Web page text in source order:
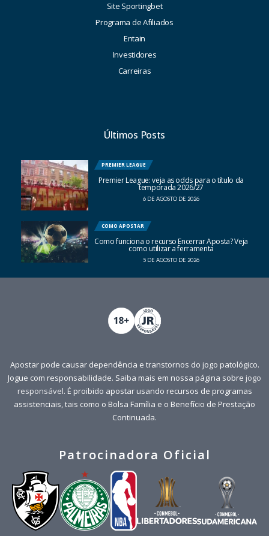
Site Sportingbet
Programa de Afiliados
Entain
Investidores
Carreiras
Últimos Posts
PREMIER LEAGUE
Premier League: veja as odds para o título da
temporada 2026/27
6 DE AGOSTO DE 2026
COMO APOSTAR
Como funciona o recurso Encerrar Aposta? Veja
como utilizar a ferramenta
5 DE AGOSTO DE 2026
Apostar pode causar dependência e transtornos do jogo patológico.
Jogue com responsabilidade. Saiba mais em nossa página sobre jogo
responsável. É proibido apostar usando recursos de programas
assistenciais, tais como o Bolsa Família e o Benefício de Prestação
Continuada.
Patrocinadora Oficial